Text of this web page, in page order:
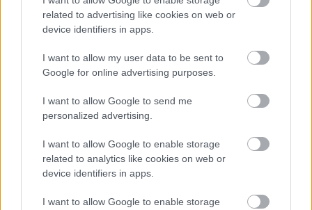
related to advertising like cookies on web or
device identifiers in apps.
I want to allow my user data to be sent to
Google for online advertising purposes.
I want to allow Google to send me
personalized advertising.
I want to allow Google to enable storage
related to analytics like cookies on web or
device identifiers in apps.
I want to allow Google to enable storage
Orvos figyelmeztet: ezt az apró reggeli tünetet ne
söpörd a szőnyeg alá